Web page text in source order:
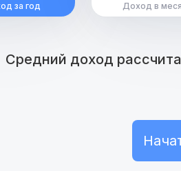
за год Доход в
Средний доход